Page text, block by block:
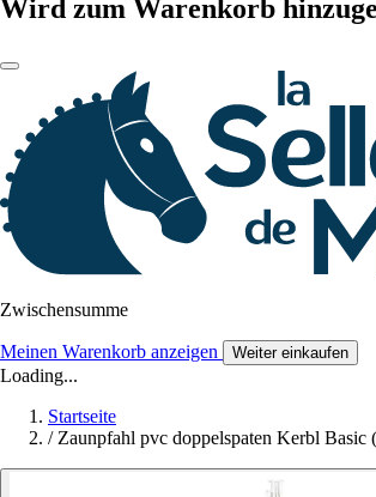
Wird zum Warenkorb
Zwischensumme
Meinen Warenkorb anzeigen Weiter einkaufen
Loading...
Startseite
/ Zaunpfahl pvc doppelspaten Kerbl Basic